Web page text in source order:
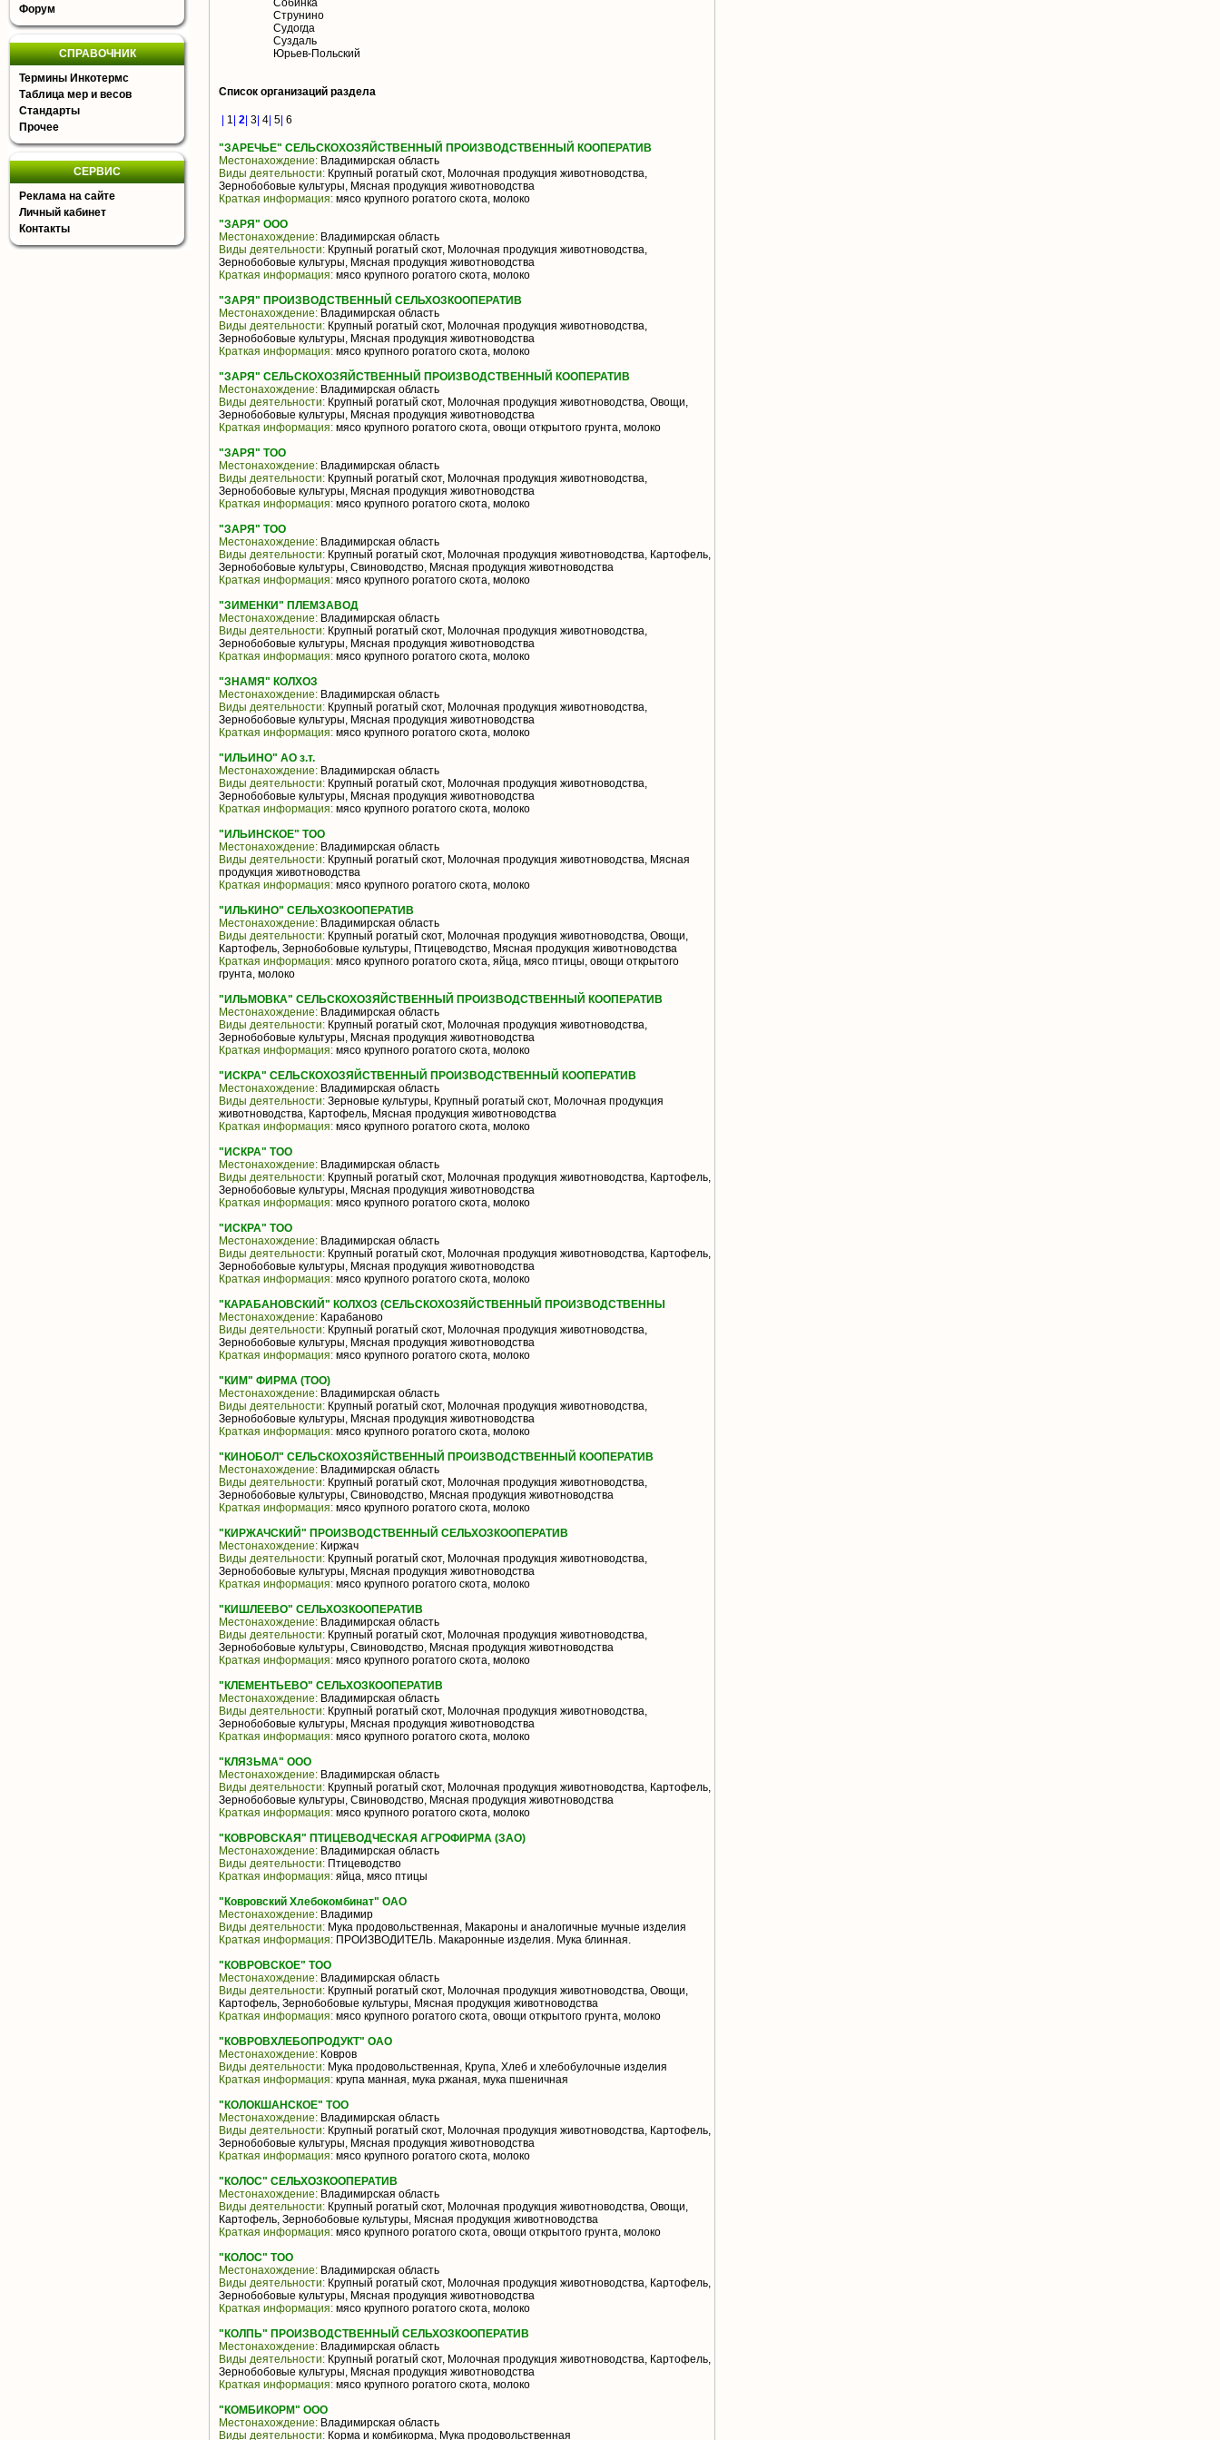
Форум
СПРАВОЧНИК
Термины Инкотермс
Таблица мер и весов
Стандарты
Прочее
СЕРВИС
Реклама на сайте
Личный кабинет
Контакты
Собинка
Струнино
Судогда
Суздаль
Юрьев-Польский
Список организаций раздела
1 2 3 4 5 6
"ЗАРЕЧЬЕ" СЕЛЬСКОХОЗЯЙСТВЕННЫЙ ПРОИЗВОДСТВЕННЫЙ КООПЕРАТИВ
Местонахождение: Владимирская область
Виды деятельности: Крупный рогатый скот, Молочная продукция животноводства,
Зернобобовые культуры, Мясная продукция животноводства
Краткая информация: мясо крупного рогатого скота, молоко
"ЗАРЯ" ООО
Местонахождение: Владимирская область
Виды деятельности: Крупный рогатый скот, Молочная продукция животноводства,
Зернобобовые культуры, Мясная продукция животноводства
Краткая информация: мясо крупного рогатого скота, молоко
"ЗАРЯ" ПРОИЗВОДСТВЕННЫЙ СЕЛЬХОЗКООПЕРАТИВ
Местонахождение: Владимирская область
Виды деятельности: Крупный рогатый скот, Молочная продукция животноводства,
Зернобобовые культуры, Мясная продукция животноводства
Краткая информация: мясо крупного рогатого скота, молоко
"ЗАРЯ" СЕЛЬСКОХОЗЯЙСТВЕННЫЙ ПРОИЗВОДСТВЕННЫЙ КООПЕРАТИВ
Местонахождение: Владимирская область
Виды деятельности: Крупный рогатый скот, Молочная продукция животноводства, Овощи,
Зернобобовые культуры, Мясная продукция животноводства
Краткая информация: мясо крупного рогатого скота, овощи открытого грунта, молоко
"ЗАРЯ" ТОО
Местонахождение: Владимирская область
Виды деятельности: Крупный рогатый скот, Молочная продукция животноводства,
Зернобобовые культуры, Мясная продукция животноводства
Краткая информация: мясо крупного рогатого скота, молоко
"ЗАРЯ" ТОО
Местонахождение: Владимирская область
Виды деятельности: Крупный рогатый скот, Молочная продукция животноводства, Картофель,
Зернобобовые культуры, Свиноводство, Мясная продукция животноводства
Краткая информация: мясо крупного рогатого скота, молоко
"ЗИМЕНКИ" ПЛЕМЗАВОД
Местонахождение: Владимирская область
Виды деятельности: Крупный рогатый скот, Молочная продукция животноводства,
Зернобобовые культуры, Мясная продукция животноводства
Краткая информация: мясо крупного рогатого скота, молоко
"ЗНАМЯ" КОЛХОЗ
Местонахождение: Владимирская область
Виды деятельности: Крупный рогатый скот, Молочная продукция животноводства,
Зернобобовые культуры, Мясная продукция животноводства
Краткая информация: мясо крупного рогатого скота, молоко
"ИЛЬИНО" АО з.т.
Местонахождение: Владимирская область
Виды деятельности: Крупный рогатый скот, Молочная продукция животноводства,
Зернобобовые культуры, Мясная продукция животноводства
Краткая информация: мясо крупного рогатого скота, молоко
"ИЛЬИНСКОЕ" ТОО
Местонахождение: Владимирская область
Виды деятельности: Крупный рогатый скот, Молочная продукция животноводства, Мясная
продукция животноводства
Краткая информация: мясо крупного рогатого скота, молоко
"ИЛЬКИНО" СЕЛЬХОЗКООПЕРАТИВ
Местонахождение: Владимирская область
Виды деятельности: Крупный рогатый скот, Молочная продукция животноводства, Овощи,
Картофель, Зернобобовые культуры, Птицеводство, Мясная продукция животноводства
Краткая информация: мясо крупного рогатого скота, яйца, мясо птицы, овощи открытого
грунта, молоко
"ИЛЬМОВКА" СЕЛЬСКОХОЗЯЙСТВЕННЫЙ ПРОИЗВОДСТВЕННЫЙ КООПЕРАТИВ
Местонахождение: Владимирская область
Виды деятельности: Крупный рогатый скот, Молочная продукция животноводства,
Зернобобовые культуры, Мясная продукция животноводства
Краткая информация: мясо крупного рогатого скота, молоко
"ИСКРА" СЕЛЬСКОХОЗЯЙСТВЕННЫЙ ПРОИЗВОДСТВЕННЫЙ КООПЕРАТИВ
Местонахождение: Владимирская область
Виды деятельности: Зерновые культуры, Крупный рогатый скот, Молочная продукция
животноводства, Картофель, Мясная продукция животноводства
Краткая информация: мясо крупного рогатого скота, молоко
"ИСКРА" ТОО
Местонахождение: Владимирская область
Виды деятельности: Крупный рогатый скот, Молочная продукция животноводства, Картофель,
Зернобобовые культуры, Мясная продукция животноводства
Краткая информация: мясо крупного рогатого скота, молоко
"ИСКРА" ТОО
Местонахождение: Владимирская область
Виды деятельности: Крупный рогатый скот, Молочная продукция животноводства, Картофель,
Зернобобовые культуры, Мясная продукция животноводства
Краткая информация: мясо крупного рогатого скота, молоко
"КАРАБАНОВСКИЙ" КОЛХОЗ (СЕЛЬСКОХОЗЯЙСТВЕННЫЙ ПРОИЗВОДСТВЕННЫ
Местонахождение: Карабаново
Виды деятельности: Крупный рогатый скот, Молочная продукция животноводства,
Зернобобовые культуры, Мясная продукция животноводства
Краткая информация: мясо крупного рогатого скота, молоко
"КИМ" ФИРМА (ТОО)
Местонахождение: Владимирская область
Виды деятельности: Крупный рогатый скот, Молочная продукция животноводства,
Зернобобовые культуры, Мясная продукция животноводства
Краткая информация: мясо крупного рогатого скота, молоко
"КИНОБОЛ" СЕЛЬСКОХОЗЯЙСТВЕННЫЙ ПРОИЗВОДСТВЕННЫЙ КООПЕРАТИВ
Местонахождение: Владимирская область
Виды деятельности: Крупный рогатый скот, Молочная продукция животноводства,
Зернобобовые культуры, Свиноводство, Мясная продукция животноводства
Краткая информация: мясо крупного рогатого скота, молоко
"КИРЖАЧСКИЙ" ПРОИЗВОДСТВЕННЫЙ СЕЛЬХОЗКООПЕРАТИВ
Местонахождение: Киржач
Виды деятельности: Крупный рогатый скот, Молочная продукция животноводства,
Зернобобовые культуры, Мясная продукция животноводства
Краткая информация: мясо крупного рогатого скота, молоко
"КИШЛЕЕВО" СЕЛЬХОЗКООПЕРАТИВ
Местонахождение: Владимирская область
Виды деятельности: Крупный рогатый скот, Молочная продукция животноводства,
Зернобобовые культуры, Свиноводство, Мясная продукция животноводства
Краткая информация: мясо крупного рогатого скота, молоко
"КЛЕМЕНТЬЕВО" СЕЛЬХОЗКООПЕРАТИВ
Местонахождение: Владимирская область
Виды деятельности: Крупный рогатый скот, Молочная продукция животноводства,
Зернобобовые культуры, Мясная продукция животноводства
Краткая информация: мясо крупного рогатого скота, молоко
"КЛЯЗЬМА" ООО
Местонахождение: Владимирская область
Виды деятельности: Крупный рогатый скот, Молочная продукция животноводства, Картофель,
Зернобобовые культуры, Свиноводство, Мясная продукция животноводства
Краткая информация: мясо крупного рогатого скота, молоко
"КОВРОВСКАЯ" ПТИЦЕВОДЧЕСКАЯ АГРОФИРМА (ЗАО)
Местонахождение: Владимирская область
Виды деятельности: Птицеводство
Краткая информация: яйца, мясо птицы
"Ковровский Хлебокомбинат" ОАО
Местонахождение: Владимир
Виды деятельности: Мука продовольственная, Макароны и аналогичные мучные изделия
Краткая информация: ПРОИЗВОДИТЕЛЬ. Макаронные изделия. Мука блинная.
"КОВРОВСКОЕ" ТОО
Местонахождение: Владимирская область
Виды деятельности: Крупный рогатый скот, Молочная продукция животноводства, Овощи,
Картофель, Зернобобовые культуры, Мясная продукция животноводства
Краткая информация: мясо крупного рогатого скота, овощи открытого грунта, молоко
"КОВРОВХЛЕБОПРОДУКТ" ОАО
Местонахождение: Ковров
Виды деятельности: Мука продовольственная, Крупа, Хлеб и хлебобулочные изделия
Краткая информация: крупа манная, мука ржаная, мука пшеничная
"КОЛОКШАНСКОЕ" ТОО
Местонахождение: Владимирская область
Виды деятельности: Крупный рогатый скот, Молочная продукция животноводства, Картофель,
Зернобобовые культуры, Мясная продукция животноводства
Краткая информация: мясо крупного рогатого скота, молоко
"КОЛОС" СЕЛЬХОЗКООПЕРАТИВ
Местонахождение: Владимирская область
Виды деятельности: Крупный рогатый скот, Молочная продукция животноводства, Овощи,
Картофель, Зернобобовые культуры, Мясная продукция животноводства
Краткая информация: мясо крупного рогатого скота, овощи открытого грунта, молоко
"КОЛОС" ТОО
Местонахождение: Владимирская область
Виды деятельности: Крупный рогатый скот, Молочная продукция животноводства, Картофель,
Зернобобовые культуры, Мясная продукция животноводства
Краткая информация: мясо крупного рогатого скота, молоко
"КОЛПЬ" ПРОИЗВОДСТВЕННЫЙ СЕЛЬХОЗКООПЕРАТИВ
Местонахождение: Владимирская область
Виды деятельности: Крупный рогатый скот, Молочная продукция животноводства, Картофель,
Зернобобовые культуры, Мясная продукция животноводства
Краткая информация: мясо крупного рогатого скота, молоко
"КОМБИКОРМ" ООО
Местонахождение: Владимирская область
Виды деятельности: Корма и комбикорма, Мука продовольственная